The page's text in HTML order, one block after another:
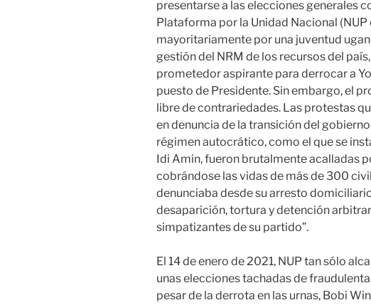
presentarse a las elecciones generales
Plataforma por la Unidad Nacional (NUP
mayoritariamente por una juventud
gestión del NRM de los recursos del
prometedor aspirante para derrocar a
puesto de Presidente. Sin embargo, el
libre de contrariedades. Las protestas
en denuncia de la transición del
régimen autocrático, como el que se
Idi Amin, fueron brutalmente acalladas
cobrándose las vidas de más de 300
denunciaba desde su arresto
desaparición, tortura y detención
simpatizantes de su partido”.
El 14 de enero de 2021, NUP tan sólo
unas elecciones tachadas de
pesar de la derrota en las urnas, Bobi